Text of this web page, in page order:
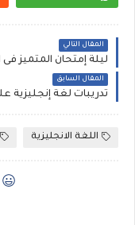
المقال التالي
المقال السابق
اللغة الانجليزية